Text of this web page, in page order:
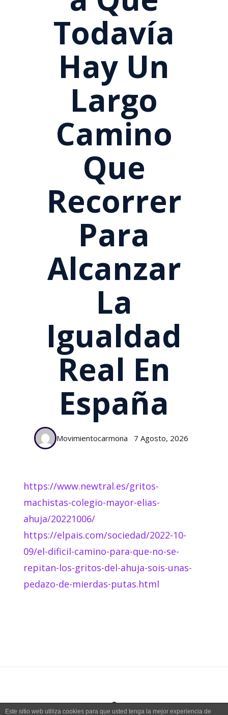
Todavía
Hay Un
Largo
Camino
Que
Recorrer
Para
Alcanzar
La
Igualdad
Real En
España
Movimientocarmona 7 Agosto, 2026
https://www.newtral.es/gritos-
machistas-colegio-mayor-elias-
ahuja/20221006/
https://elpais.com/sociedad/2022-10-
09/el-dificil-camino-para-que-no-se-
repitan-los-gritos-del-ahuja-sois-unas-
pedazo-de-mierdas-putas.html
Este sitio web utiliza cookies para que usted tenga la mejor experiencia de